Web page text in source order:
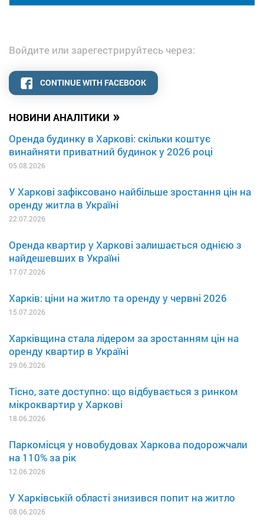
НОВИНИ АНАЛІТИКИ »
Оренда будинку в Харкові: скільки коштує
винайняти приватний будинок у 2026 році
05.08.2026
У Харкові зафіксовано найбільше зростання цін на
оренду житла в Україні
22.07.2026
Оренда квартир у Харкові залишається однією з
найдешевших в Україні
17.07.2026
Харків: ціни на житло та оренду у червні 2026
15.07.2026
Харківщина стала лідером за зростанням цін на
оренду квартир в Україні
29.06.2026
Тісно, зате доступно: що відбувається з ринком
мікроквартир у Харкові
18.06.2026
Паркомісця у новобудовах Харкова подорожчали
на 110% за рік
12.06.2026
У Харківській області знизився попит на житло
08.06.2026
Войдите или зарегестрируйтесь через:
CONTINUE WITH FACEBOOK